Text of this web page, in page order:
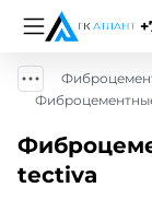
tectiva